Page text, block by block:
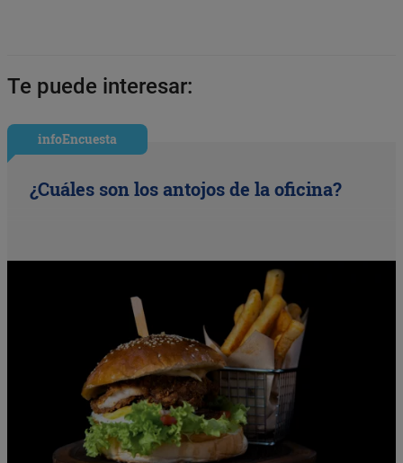
Te puede interesar:
infoEncuesta
¿Cuáles son los antojos de la oficina?